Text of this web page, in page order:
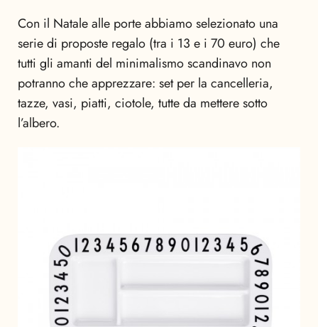
Con il Natale alle porte abbiamo selezionato una
serie di proposte regalo (tra i 13 e i 70 euro) che
tutti gli amanti del minimalismo scandinavo non
potranno che apprezzare: set per la cancelleria,
tazze, vasi, piatti, ciotole, tutte da mettere sotto
l’albero.